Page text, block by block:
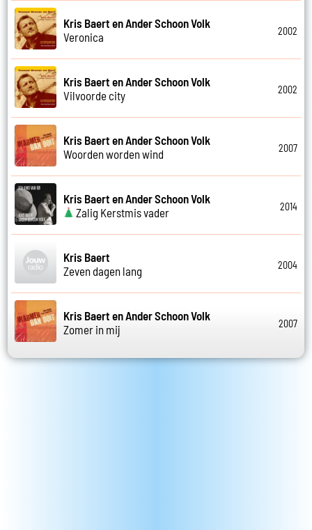
Kris Baert en Ander Schoon Volk
Veronica
2002
Kris Baert en Ander Schoon Volk
Vilvoorde city
2002
Kris Baert en Ander Schoon Volk
Woorden worden wind
2007
Kris Baert en Ander Schoon Volk
Zalig Kerstmis vader
2014
Kris Baert
Zeven dagen lang
2004
Kris Baert en Ander Schoon Volk
Zomer in mij
2007